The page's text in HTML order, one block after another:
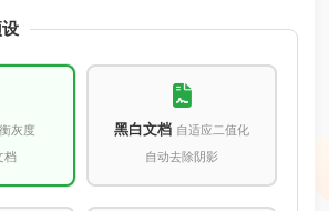
灰度
档
黑白文档 自适应二值化
自动去除阴影